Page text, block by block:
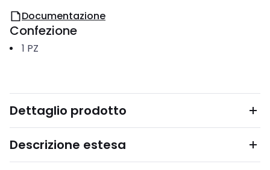
Documentazione
Confezione
1 PZ
Dettaglio prodotto
Descrizione estesa